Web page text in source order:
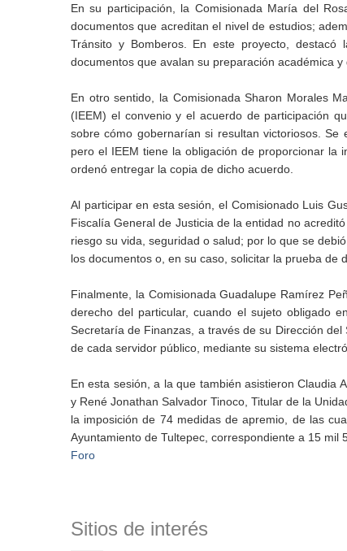
En su participación, la Comisionada María del
documentos que acreditan el nivel de estudios;
Tránsito y Bomberos. En este proyecto,
documentos que avalan su preparación académica
En otro sentido, la Comisionada Sharon Morales
(IEEM) el convenio y el acuerdo de participación
sobre cómo gobernarían si resultan victoriosos.
pero el IEEM tiene la obligación de proporcionar la
ordenó entregar la copia de dicho acuerdo.
Al participar en esta sesión, el Comisionado Luis
Fiscalía General de Justicia de la entidad no
riesgo su vida, seguridad o salud; por lo que se
los documentos o, en su caso, solicitar la prueba de
Finalmente, la Comisionada Guadalupe Ramírez
derecho del particular, cuando el sujeto obligado
Secretaría de Finanzas, a través de su Dirección
de cada servidor público, mediante su sistema
En esta sesión, a la que también asistieron Claudia
y René Jonathan Salvador Tinoco, Titular de la
la imposición de 74 medidas de apremio, de las
Ayuntamiento de Tultepec, correspondiente a 15 mil
Foro
Sitios de interés